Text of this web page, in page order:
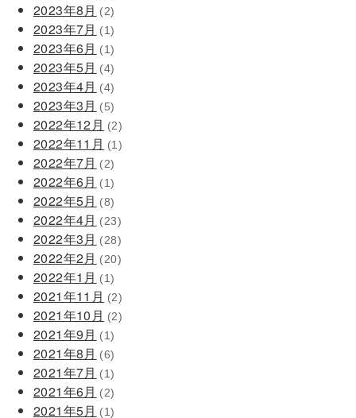
2023年8月 (2)
2023年7月 (1)
2023年6月 (1)
2023年5月 (4)
2023年4月 (4)
2023年3月 (5)
2022年12月 (2)
2022年11月 (1)
2022年7月 (2)
2022年6月 (1)
2022年5月 (8)
2022年4月 (23)
2022年3月 (28)
2022年2月 (20)
2022年1月 (1)
2021年11月 (2)
2021年10月 (2)
2021年9月 (1)
2021年8月 (6)
2021年7月 (1)
2021年6月 (2)
2021年5月 (1)